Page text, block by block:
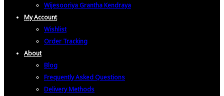
Wijesooriya Grantha Kendraya
My Account
Wishlist
Order Tracking
About
Blog
Frequently Asked Questions
Delivery Methods